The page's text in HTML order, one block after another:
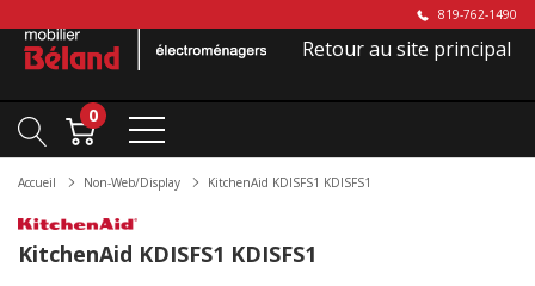
819-762-1490
Retour au site principal
0
Accueil Non-Web/Display KitchenAid KDISFS1 KDISFS1
KitchenAid KDISFS1 KDISFS1